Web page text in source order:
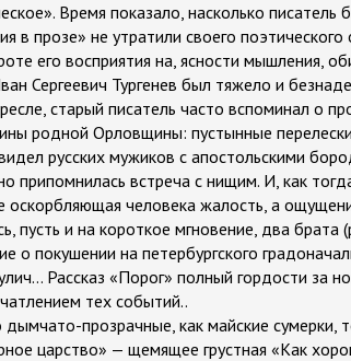
Время показало, насколько
в прозе» не утратили своего
его восприятия на, ясности мышления,
Сергеевич Тургенев был тяжело и
старый писатель часто вспоминал о
родной Орловщины: пустынные
русских мужиков с апостольскими
припомнилась встреча с нищим. И, как
оскорбляющая человека жалость, а
пусть и на короткое мгновение, два
о покушении на петербургского
Рассказ «Порог» полный гордости за
тех событий..
прозрачные, как майские сумерки,
царство» — щемящее грустная «Как